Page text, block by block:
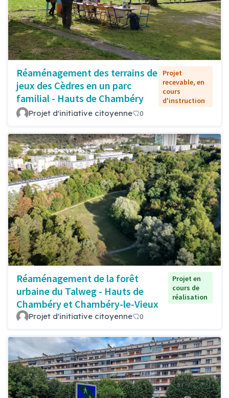
Réaménagement des terrains de
jeux des Cèdres en un parc
familial - Hauts de Chambéry
Projet
recevable, en
cours
d'instruction
Projet d'initiative citoyenne 0
Réaménagement de la forêt
urbaine du Talweg - Hauts de
Chambéry et Chambéry-le-Vieux
Projet en
cours de
réalisation
Projet d'initiative citoyenne 0